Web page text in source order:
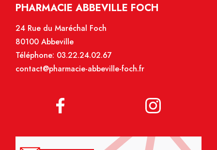
PHARMACIE ABBEVILLE FOCH
24 Rue du Maréchal Foch
80100 Abbeville
Téléphone: 03.22.24.02.67
contact@pharmacie-abbeville-foch.fr